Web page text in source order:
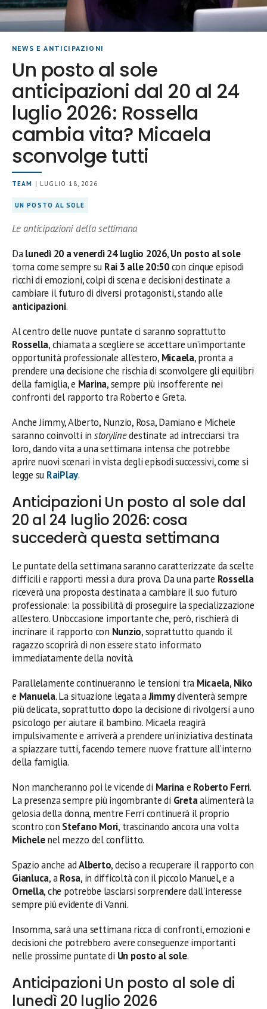
NEWS E ANTICIPAZIONI
Un posto al sole
anticipazioni dal 20 al 24
luglio 2026: Rossella
cambia vita? Micaela
sconvolge tutti
TEAM | LUGLIO 18, 2026
UN POSTO AL SOLE
Le anticipazioni della settimana
Dalunedì 20 a venerdì 24 luglio 2026,Un posto al sole
torna come sempre su Rai 3 alle 20:50con cinque episodi
ricchi di emozioni, colpi di scena e decisioni destinate a
cambiare il futuro di diversi protagonisti, stando alle
anticipazioni.
Al centro delle nuove puntate ci saranno soprattutto
Rossella, chiamata a scegliere se accettare un’importante
opportunità professionale all’estero, Micaela, pronta a
prendere una decisione che rischia di sconvolgere gli equilibri
della famiglia, e Marina, sempre più insofferente nei
confronti del rapporto tra Roberto e Greta.
Anche Jimmy, Alberto, Nunzio, Rosa, Damiano e Michele
saranno coinvolti in storylinedestinate ad intrecciarsi tra
loro, dando vita a una settimana intensa che potrebbe
aprire nuovi scenari in vista degli episodi successivi, come si
legge su RaiPlay.
Anticipazioni Un posto al sole dal
20 al 24 luglio 2026: cosa
succederà questa settimana
Le puntate della settimana saranno caratterizzate da scelte
difficili e rapporti messi a dura prova. Da una parte Rossella
riceverà una proposta destinata a cambiare il suo futuro
professionale: la possibilità di proseguire la specializzazione
all’estero. Un’occasione importante che, però, rischierà di
incrinare il rapporto con Nunzio, soprattutto quando il
ragazzo scoprirà di non essere stato informato
immediatamente della novità.
Parallelamente continueranno le tensioni tra Micaela, Niko
e Manuela. La situazione legata aJimmydiventerà sempre
più delicata, soprattutto dopo la decisione di rivolgersi a uno
psicologo per aiutare il bambino. Micaela reagirà
impulsivamente e arriverà a prendere un’iniziativa destinata
a spiazzare tutti, facendo temere nuove fratture all’interno
della famiglia.
Non mancheranno poi le vicende di Marinae Roberto Ferri.
La presenza sempre più ingombrante di Gretaalimenterà la
gelosia della donna, mentre Ferri continuerà il proprio
scontro con Stefano Mori, trascinando ancora una volta
Michelenel mezzo del conflitto.
Spazio anche adAlberto, deciso a recuperare il rapporto con
Gianluca, aRosa, in difficoltà con il piccolo Manuel, e a
Ornella, che potrebbe lasciarsi sorprendere dall’interesse
sempre più evidente di Vanni.
Insomma, sarà una settimana ricca di confronti, emozioni e
decisioni che potrebbero avere conseguenze importanti
nelle prossime puntate di Un posto al sole.
Anticipazioni Un posto al sole di
lunedì 20 luglio 2026